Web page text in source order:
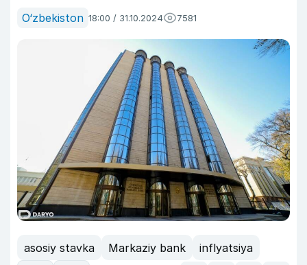
O‘zbekiston 18:00 / 31.10.2024 7581
asosiy stavka Markaziy bank
inflyatsiya